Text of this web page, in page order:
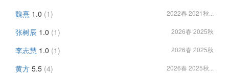
魏熹 1.0 (1) 2022春 2021秋...
张树辰 1.0 (1) 2026春 2025秋
李志慧 1.0 (1) 2026春 2025秋
黄方 5.5 (4) 2026春 2025秋...